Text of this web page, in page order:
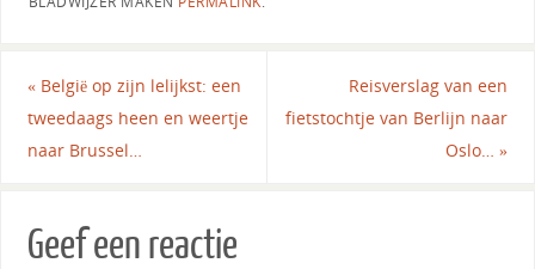
«België op zijn lelijkst: een
tweedaags heen en weertje
naar Brussel…
Reisverslag van een
fietstochtje van Berlijn naar
Oslo…»
Geef een reactie